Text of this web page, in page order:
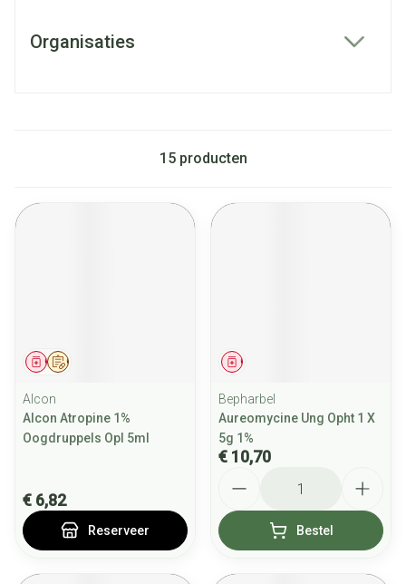
Organisaties
15producten
Op voorschrift
Geneesmiddel
Alcon
Alcon Atropine 1%
Oogdruppels Opl 5ml
€ 6,82
Reserveer
Geneesmiddel
Bepharbel
Aureomycine Ung Opht 1 X
5g 1%
€ 10,70
Bestel